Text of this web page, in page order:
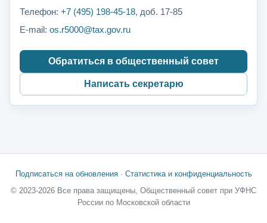
Телефон: +7 (495) 198-45-18, доб. 17-85
E-mail: os.r5000@tax.gov.ru
Обратиться в общественный совет
Написать секретарю
Подписаться на обновления· Статистика и конфиденциальность
© 2023-2026 Все права защищены, Общественный совет при УФНС
России по Московской области